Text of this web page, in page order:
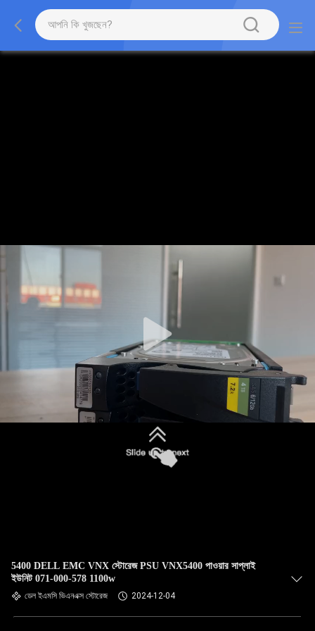
5400 DELL EMC VNX স্টোরেজ PSU VNX5400 পাওয়ার সাপ্লাই
ইউনিট 071-000-578 1100w
ডেল ইএমসি ভিএনএক্স স্টোরেজ 2024-12-04